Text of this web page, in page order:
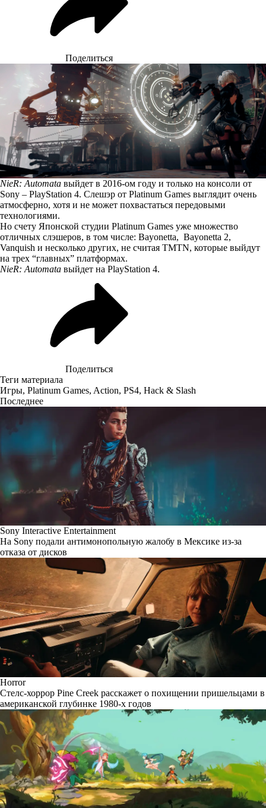
Поделиться
NieR: Automata выйдет в 2016-ом году и только на консоли от
Sony – PlayStation 4. Слешэр от Platinum Games выглядит очень
атмосферно, хотя и не может похвастаться передовыми
технологиями.
Но счету Японской студии Platinum Games уже множество
отличных слэшеров, в том числе: Bayonetta, Bayonetta 2,
Vanquish и несколько других, не считая TMTN, которые выйдут
на трех “главных” платформах.
NieR: Automata выйдет на PlayStation 4.
Поделиться
Теги материала
Игры, Platinum Games, Action, PS4, Hack & Slash
Последнее
Sony Interactive Entertainment
На Sony подали антимонопольную жалобу в Мексике из-за
отказа от дисков
Horror
Стелс-хоррор Pine Creek расскажет о похищении пришельцами в
американской глубинке 1980-х годов